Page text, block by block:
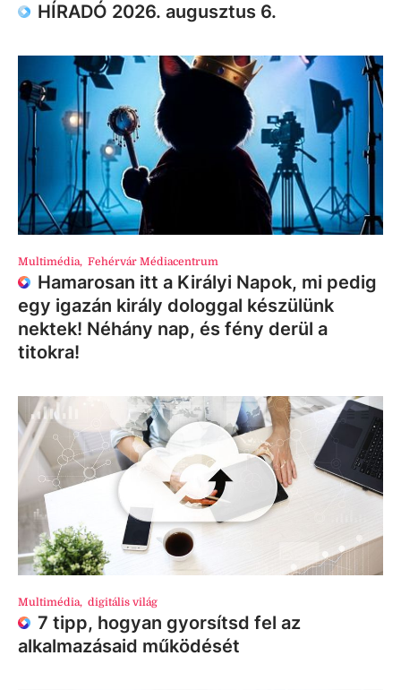
HÍRADÓ 2026. augusztus 6.
Multimédia, Fehérvár Médiacentrum
Hamarosan itt a Királyi Napok, mi pedig
egy igazán király dologgal készülünk
nektek! Néhány nap, és fény derül a
titokra!
Multimédia, digitális világ
7 tipp, hogyan gyorsítsd fel az
alkalmazásaid működését